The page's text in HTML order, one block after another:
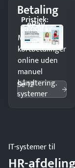
Betaling
ePay
Pristjek:
10.008 kr
Modtag
kortbetalinger
online uden
manuel
håndtering.
Se 12
systemer
IT-systemer til
HR-